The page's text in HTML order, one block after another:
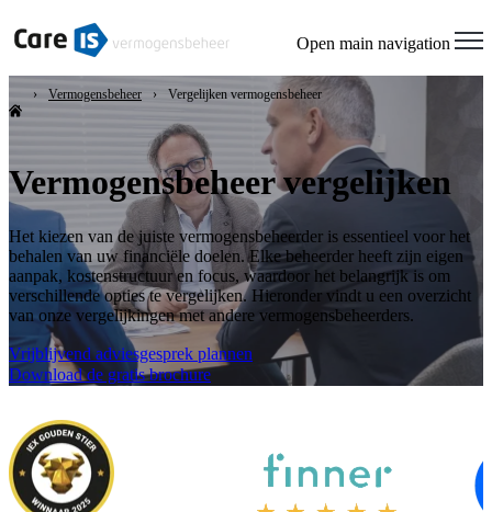
Open main navigation
Vermogensbeheer Vergelijken vermogensbeheer
Vermogensbeheer vergelijken
Het kiezen van de juiste vermogensbeheerder is essentieel voor het
behalen van uw financiële doelen. Elke beheerder heeft zijn eigen
aanpak, kostenstructuur en focus, waardoor het belangrijk is om
verschillende opties te vergelijken. Hieronder vindt u een overzicht
van onze vergelijkingen met andere vermogensbeheerders.
Vrijblijvend adviesgesprek plannen
Download de gratis brochure